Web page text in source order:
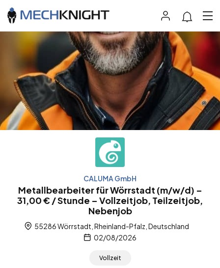
CALUMA GmbH
Metallbearbeiter für Wörrstadt (m/w/d) –
31,00 € / Stunde – Vollzeitjob, Teilzeitjob,
Nebenjob
55286 Wörrstadt, Rheinland-Pfalz, Deutschland
02/08/2026
Vollzeit